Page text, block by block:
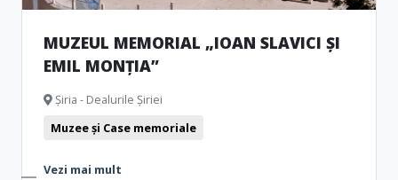
MUZEUL MEMORIAL „IOAN SLAVICI ȘI
EMIL MONȚIA”
Șiria - Dealurile Șiriei
Muzee și Case memoriale
Vezi mai mult